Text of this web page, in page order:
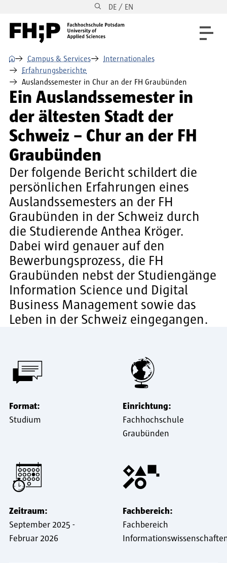
Direkt zur Hauptnavigation DE / EN
⌂ Campus & Services
Internationales
Erfahrungsberichte
Auslandssemester in Chur an der FH Graubünden
Ein Auslandssemester in
der ältesten Stadt der
Schweiz – Chur an der FH
Graubünden
Der folgende Bericht schildert die
persönlichen Erfahrungen eines
Auslandssemesters an der FH
Graubünden in der Schweiz durch
die Studierende Anthea Kröger.
Dabei wird genauer auf den
Bewerbungsprozess, die FH
Graubünden nebst der Studiengänge
Information Science und Digital
Business Management sowie das
Leben in der Schweiz eingegangen.
Format:
Studium
Einrichtung:
Fachhochschule
Graubünden
Zeitraum:
September 2025 -
Februar 2026
Fachbereich:
Fachbereich